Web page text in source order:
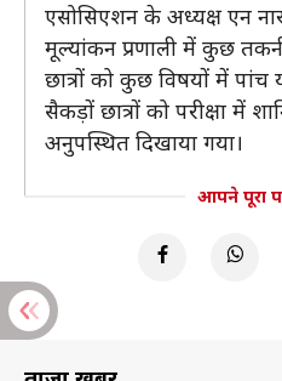
एसोसिएशन के अध्यक्ष एन
मूल्यांकन प्रणाली में कुछ
छात्रों को कुछ विषयों में
सैकड़ों छात्रों को परीक्षा में
अनुपस्थित दिखाया गया।
आपने पूरा